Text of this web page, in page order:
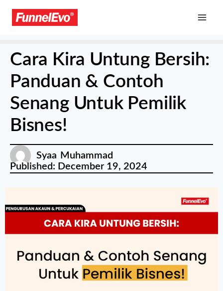
Cara Kira Untung Bersih:
Panduan & Contoh
Senang Untuk Pemilik
Bisnes!
Syaa Muhammad
Published: December 19, 2024